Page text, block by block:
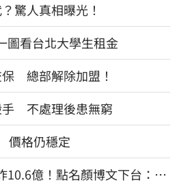
驚人真相曝光！
看台北大學生租金
總部解除加盟！
手 不處理後患無窮
價格仍穩定
10.6億！點名顏博文下台：為